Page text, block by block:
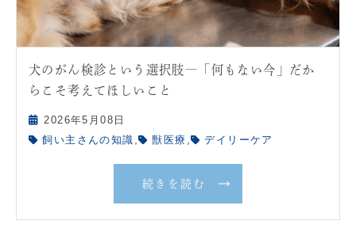
犬のがん検診という選択肢―「何もない今」だか
らこそ考えてほしいこと
2026年5月08日
飼い主さんの知識 , 獣医療 , デイリーケア
続きを読む